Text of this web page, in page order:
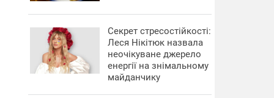
Секрет стресостійкості:
Леся Нікітюк назвала
неочікуване джерело
енергії на знімальному
майданчику